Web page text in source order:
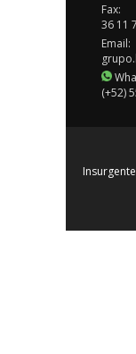
Fax:
36 11
Email:
(+52)